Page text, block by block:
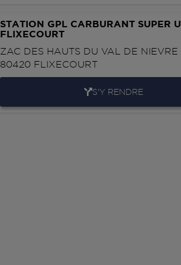
STATION GPL CARBURANT SUPER U
FLIXECOURT
ZAC DES HAUTS DU VAL DE NIEVRE
80420 FLIXECOURT
S'Y RENDRE